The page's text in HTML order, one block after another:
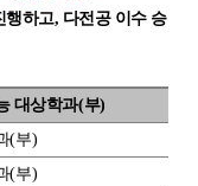
하고, 다전공 이수 승인
대상학과(부)
(부)
(부)